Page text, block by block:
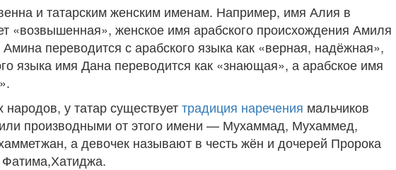
и татарским женским именам. Например, имя Алия в
«возвышенная», женское имя арабского происхождения Амиля
переводится с арабского языка как «верная, надёжная»,
языка имя Дана переводится как «знающая», а арабское имя
у татар существуеттрадиция наречения мальчиков
производными от этого имени — Мухаммад, Мухаммед,
а девочек называют в честь жён и дочерей Пророка